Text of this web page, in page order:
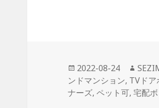
投
稿
日:
2022-08-24
作
成
者
ンドマンション, TVドア
ナーズ,ペット可,宅配